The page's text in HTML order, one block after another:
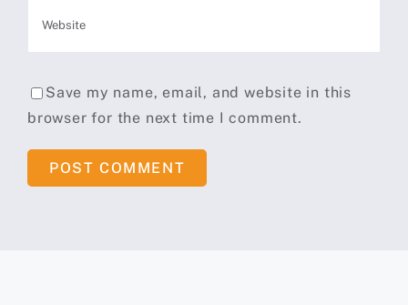
Save my name, email, and website in this
browser for the next time I comment.